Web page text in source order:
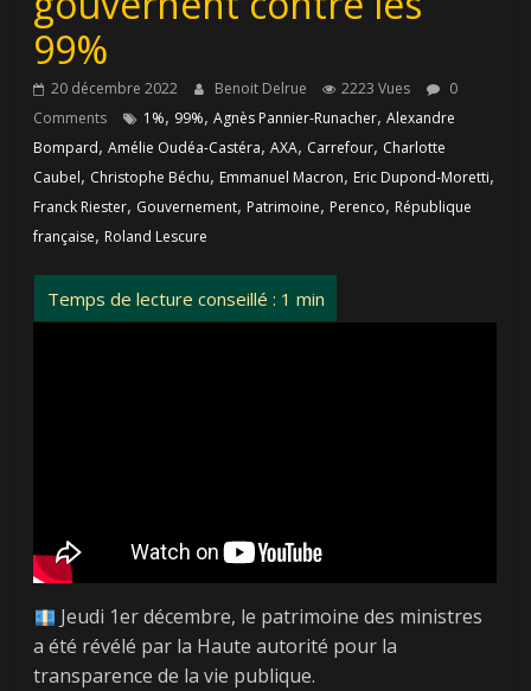
99%
20 décembre 2022 Benoit Delrue 2223 Vues
0
Comments
1%, 99%,Agnès Pannier-Runacher,Alexandre
Bompard,Amélie Oudéa-Castéra,AXA, Carrefour, Charlotte
Caubel, Christophe Béchu, Emmanuel Macron, Eric Dupond-Moretti,
Franck Riester, Gouvernement, Patrimoine, Perenco, République
française, Roland Lescure
Jeudi 1er décembre, le patrimoine des ministres
a été révélé par la Haute autorité pour la
transparence de la vie publique.